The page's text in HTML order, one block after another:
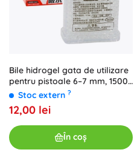
Bile hidrogel gata de utilizare
pentru pistoale 6–7 mm, 1500
bucStoc extern ?
12,00 lei
În coș